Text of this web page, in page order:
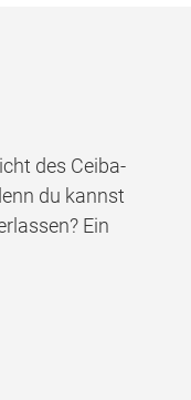
des Ceiba-
du kannst
Ein